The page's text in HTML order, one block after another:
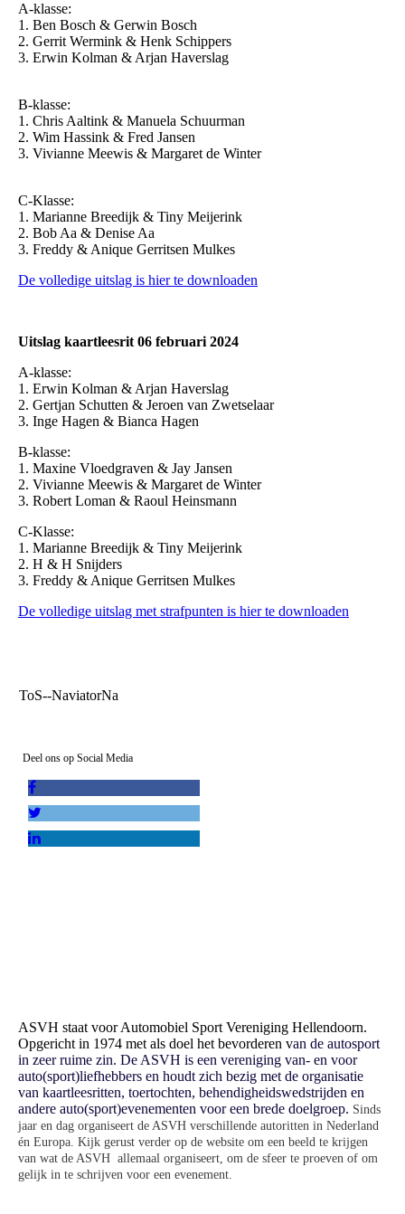
A-klasse:
1. Ben Bosch & Gerwin Bosch
2. Gerrit Wermink & Henk Schippers
3. Erwin Kolman & Arjan Haverslag
B-klasse:
1. Chris Aaltink & Manuela Schuurman
2. Wim Hassink & Fred Jansen
3. Vivianne Meewis & Margaret de Winter
C-Klasse:
1. Marianne Breedijk & Tiny Meijerink
2. Bob Aa & Denise Aa
3. Freddy & Anique Gerritsen Mulkes
De volledige uitslag is hier te downloaden
Uitslag kaartleesrit 06 februari 2024
A-klasse:
1. Erwin Kolman & Arjan Haverslag
2. Gertjan Schutten & Jeroen van Zwetselaar
3. Inge Hagen & Bianca Hagen
B-klasse:
1. Maxine Vloedgraven & Jay Jansen
2. Vivianne Meewis & Margaret de Winter
3. Robert Loman & Raoul Heinsmann
C-Klasse:
1. Marianne Breedijk & Tiny Meijerink
2. H & H Snijders
3. Freddy & Anique Gerritsen Mulkes
De volledige uitslag met strafpunten is hier te downloaden
ToS--NaviatorNa
Deel ons op Social Media
ASVH staat voor Automobiel Sport Vereniging Hellendoorn.
Opgericht in 1974 met als doel het bevorderen van de autosport
in zeer ruime zin. De ASVH is een vereniging van- en voor
auto(sport)liefhebbers en houdt zich bezig met de organisatie
van kaartleesritten, toertochten, behendigheidswedstrijden en
andere auto(sport)evenementen voor een brede doelgroep. Sinds
jaar en dag organiseert de ASVH verschillende autoritten in Nederland
én Europa. Kijk gerust verder op de website om een beeld te krijgen
van wat de ASVH allemaal organiseert, om de sfeer te proeven of om
gelijk in te schrijven voor een evenement.